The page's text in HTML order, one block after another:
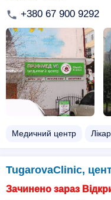
+380 67 900 9292
Медичний центр
TugarovaClinic,
Зачинено зараз